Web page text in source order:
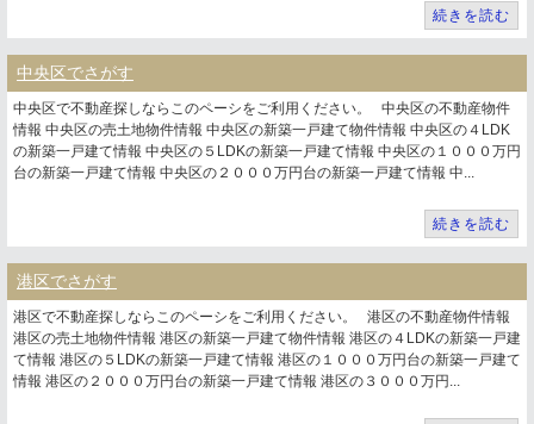
続きを読む
中央区でさがす
中央区で不動産探しならこのペーシをご利用ください。 中央区の不動産物件
情報 中央区の売土地物件情報 中央区の新築一戸建て物件情報 中央区の４LDK
の新築一戸建て情報 中央区の５LDKの新築一戸建て情報 中央区の１０００万円
台の新築一戸建て情報 中央区の２０００万円台の新築一戸建て情報 中...
続きを読む
港区でさがす
港区で不動産探しならこのペーシをご利用ください。 港区の不動産物件情報
港区の売土地物件情報 港区の新築一戸建て物件情報 港区の４LDKの新築一戸建
て情報 港区の５LDKの新築一戸建て情報 港区の１０００万円台の新築一戸建て
情報 港区の２０００万円台の新築一戸建て情報 港区の３０００万円...